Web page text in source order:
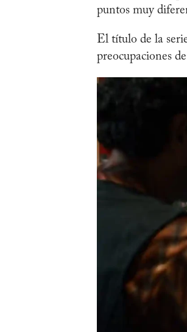
puntos muy
El título de la
preocupaciones